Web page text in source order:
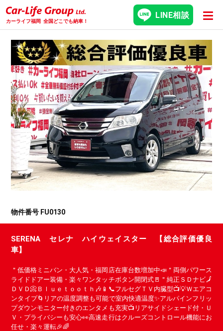
カーライフ福岡 全国どこでも納車！
LINE相談
物件番号 FU0130
SERENA セレナ ハイウェイスター 【総合評価優良
車】
＂低価格ミニバン・大人気・福岡店在庫台数増加中📣＂両側パワース
ライドドアー装備・楽々ワンタッチボタン開閉式🚪＂純正ＳＤナビ🗾
ＤＶＤ📀Ｂｌｕｅｔｏｏｔｈ🎶📱📞フルセグＴＶ内臓型📺💡Ｗエアコ
ンタイプ🌀リアの温度調整も可能で室内快適温度✨アルパインフリッ
プダウンモニター付きのエンタメも充実📺リアサイドシェード付・Ｕ
Ｖ・プライバシーも安心👀高速走行はクルーズコントロール機能にお
任せ・楽々運転🎉🌈